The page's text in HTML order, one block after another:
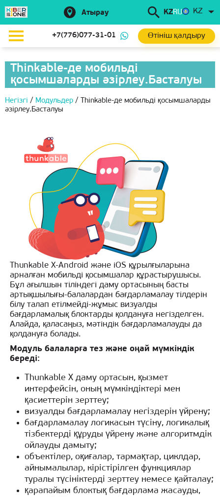
Атырау KZRU KZ
+7(776)077-31-01 Өтініш қалдыру
Thinkable-де мобильді
қосымшаларды әзірлеу.Басталуы
Негізгі / Модульдер / Thinkable-де мобильді қосымшаларды
әзірлеу.Басталуы
Thunkable X-Android және iOS құрылғыларына
арналған мобильді қосымшалар құрастырушысы.
Бұл ағылшын тіліндегі даму ортасының басты
артықшылығы-балалардан бағдарламалау тілдерін
білу талап етілмейді-жұмыс визуалды
бағдарламалық блоктарды қолдануға негізделген.
Алайда, қаласаңыз, мәтіндік бағдарламалауды да
қолдануға болады.
Модуль балаларға тез және оңай мүмкіндік
береді:
Thunkable X даму ортасын, қызмет
интерфейсін, оның мүмкіндіктері мен
қасиеттерін зерттеу;
визуалды бағдарламалау негіздерін үйрену;
бағдарламалау логикасын түсіну, логикалық
тізбектерді құруды үйрену және алгоритмдік
ойлауды дамыту;
объектілер, оқиғалар, тармақтар, циклдар,
айнымалылар, кірістірілген функциялар
туралы түсініктерді зерттеу немесе қайталау;
қарапайым блоктық бағдарлама жасауды,